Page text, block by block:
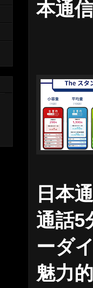
本通
日本
通話5
ーダ
魅力